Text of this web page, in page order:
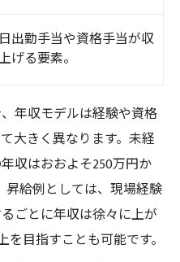
出勤手当や資格手当が収
げる要素。
年収モデルは経験や資格
大きく異なります。未経
収はおおよそ250万円か
昇給例としては、現場経験
ごとに年収は徐々に上が
目指すことも可能です。